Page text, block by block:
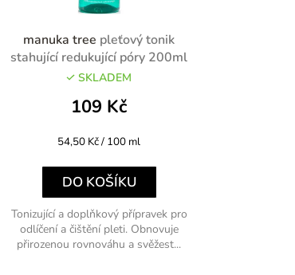
manuka tree pleťový tonik
stahující redukující póry 200ml
SKLADEM
109 Kč
Měrná
54,50 Kč / 100 ml
DO KOŠÍKU
Tonizující a doplňkový přípravek pro
odlíčení a čištění pleti. Obnovuje
přirozenou rovnováhu a svěžest...